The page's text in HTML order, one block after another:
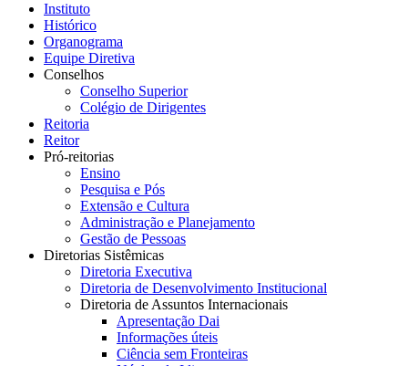
Instituto
Histórico
Organograma
Equipe Diretiva
Conselhos
Conselho Superior
Colégio de Dirigentes
Reitoria
Reitor
Pró-reitorias
Ensino
Pesquisa e Pós
Extensão e Cultura
Administração e Planejamento
Gestão de Pessoas
Diretorias Sistêmicas
Diretoria Executiva
Diretoria de Desenvolvimento Institucional
Diretoria de Assuntos Internacionais
Apresentação Dai
Informações úteis
Ciência sem Fronteiras